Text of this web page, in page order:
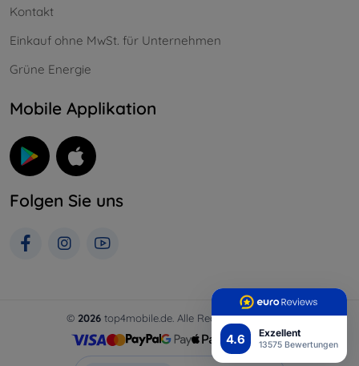
4.6 Exzellent
13575 Bewertungen
Kontakt
Einkauf ohne MwSt. für Unternehmen
Grüne Energie
Mobile Applikation
Folgen Sie uns
© 2026 top4mobile.de. Alle Rechte vorbehalten.